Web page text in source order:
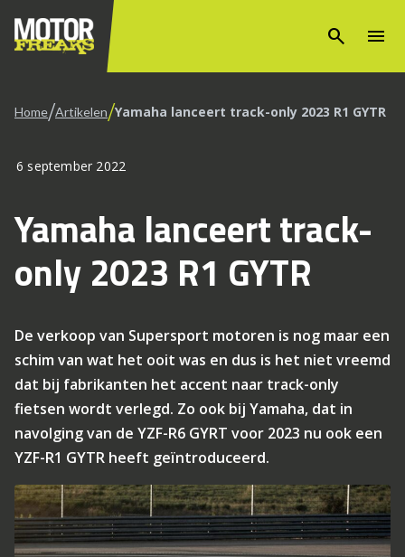
search menu
Home/Artikelen/Yamaha lanceert track-only 2023 R1 GYTR
6 september 2022
Yamaha lanceert track-
only 2023 R1 GYTR
De verkoop van Supersport motoren is nog maar een
schim van wat het ooit was en dus is het niet vreemd
dat bij fabrikanten het accent naar track-only
fietsen wordt verlegd. Zo ook bij Yamaha, dat in
navolging van de YZF-R6 GYRT voor 2023 nu ook een
YZF-R1 GYTR heeft geïntroduceerd.